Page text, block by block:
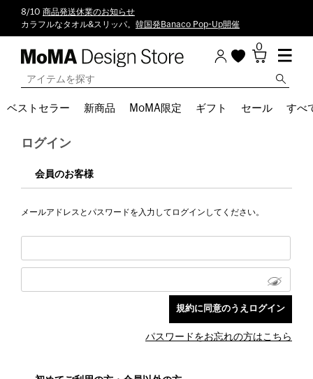
8/10 商品発送休業のお知らせ
カラフルなタオル&スリッパ。 韓国発Banaco Pop-Up開催
0
ベストセラー 新商品 MoMA限定 ギフト セール すべ
ログイン
会員のお客様
メールアドレスとパスワードを入力してログインしてください。
パスワードをお忘れの方はこちら